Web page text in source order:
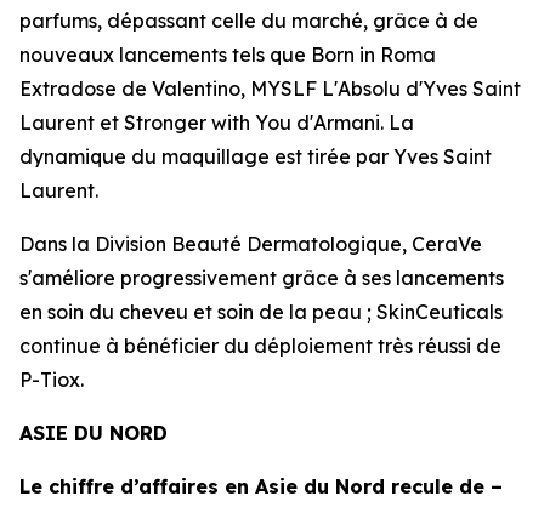
parfums, dépassant celle du marché, grâce à de
nouveaux lancements tels que Born in Roma
Extradose de Valentino, MYSLF L'Absolu d'Yves Saint
Laurent et Stronger with You d'Armani. La
dynamique du maquillage est tirée par Yves Saint
Laurent.
Dans la Division Beauté Dermatologique, CeraVe
s'améliore progressivement grâce à ses lancements
en soin du cheveu et soin de la peau ; SkinCeuticals
continue à bénéficier du déploiement très réussi de
P-Tiox.
ASIE DU NORD
Le chiffre d’affaires en Asie du Nord recule de –